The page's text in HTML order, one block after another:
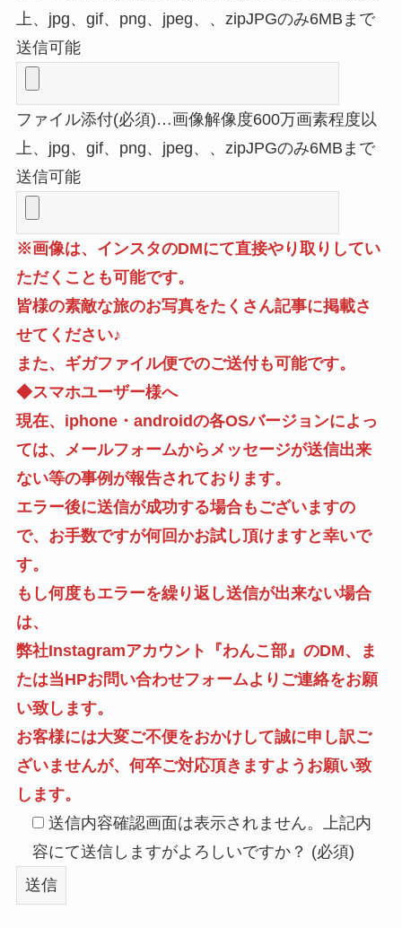
上、jpg、gif、png、jpeg、、zipJPGのみ6MBまで
送信可能
ファイル添付(必須)…画像解像度600万画素程度以
上、jpg、gif、png、jpeg、、zipJPGのみ6MBまで
送信可能
※画像は、インスタのDMにて直接やり取りしてい
ただくことも可能です。
皆様の素敵な旅のお写真をたくさん記事に掲載さ
せてください♪
また、ギガファイル便でのご送付も可能です。
◆スマホユーザー様へ
現在、iphone・androidの各OSバージョンによっ
ては、メールフォームからメッセージが送信出来
ない等の事例が報告されております。
エラー後に送信が成功する場合もございますの
で、お手数ですが何回かお試し頂けますと幸いで
す。
もし何度もエラーを繰り返し送信が出来ない場合
は、
弊社Instagramアカウント『わんこ部』のDM、ま
たは当HPお問い合わせフォームよりご連絡をお願
い致します。
お客様には大変ご不便をおかけして誠に申し訳ご
ざいませんが、何卒ご対応頂きますようお願い致
します。
送信内容確認画面は表示されません。上記内
容にて送信しますがよろしいですか？ (必須)